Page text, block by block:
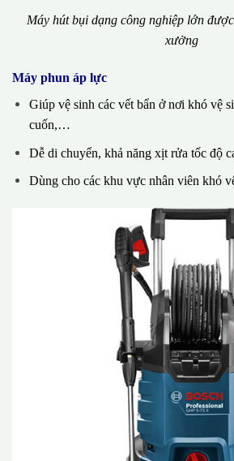
Máy hút bụi dạng công nghiệp lớn
xưởng
Máy phun áp lực
Giúp vệ sinh các vết bẩn ở nơi khó vệ
cuốn,…
Dễ di chuyển, khả năng xịt rửa tốc độ
Dùng cho các khu vực nhân viên khó